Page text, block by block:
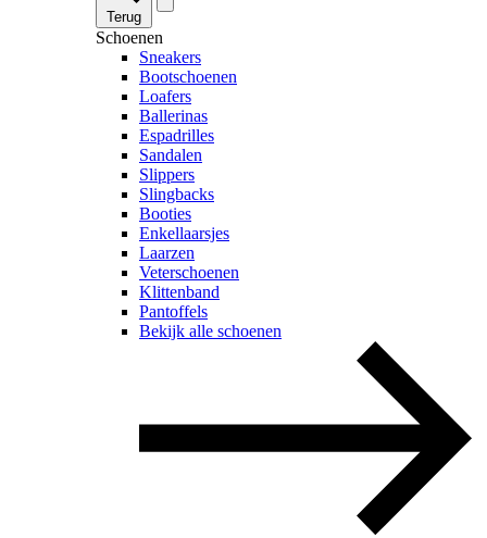
Terug
Schoenen
Sneakers
Bootschoenen
Loafers
Ballerinas
Espadrilles
Sandalen
Slippers
Slingbacks
Booties
Enkellaarsjes
Laarzen
Veterschoenen
Klittenband
Pantoffels
Bekijk alle schoenen